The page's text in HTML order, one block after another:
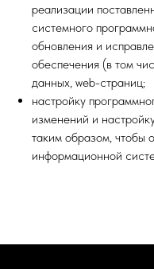
реализации
системного
обновления и
обеспечения (в том
данных, web-страниц;
настройку
изменений и
таким образом, чтобы
информационной